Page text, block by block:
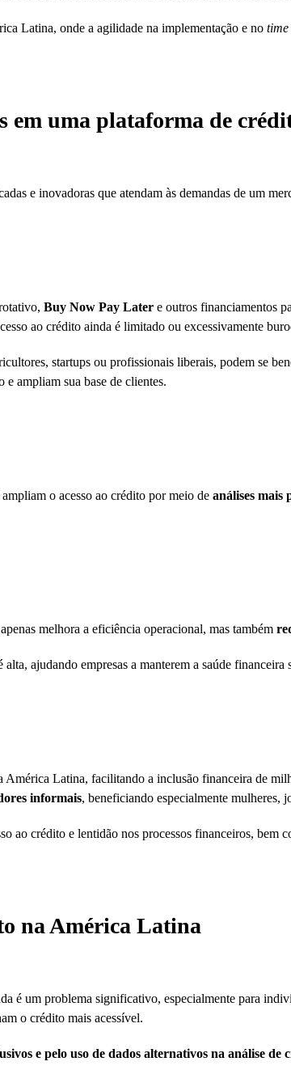
Latina, onde a agilidade na implementação e no
em uma plataforma de
e inovadoras que atendam às demandas de um
Buy Now Pay Later e outros financiamentos
ao crédito ainda é limitado ou excessivamente
startups ou profissionais liberais, podem se
ampliam sua base de clientes.
o acesso ao crédito por meio de análises mais
melhora a eficiência operacional, mas também
ajudando empresas a manterem a saúde
Latina, facilitando a inclusão financeira de
informais, beneficiando especialmente mulheres,
ao crédito e lentidão nos processos financeiros,
na América Latina
é um problema significativo, especialmente para
o crédito mais acessível.
e pelo uso de dados alternativos na análise de